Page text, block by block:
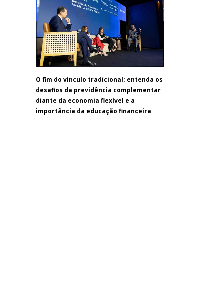
O fim do vínculo tradicional: entenda os
desafios da previdência complementar
diante da economia flexível e a
importância da educação financeira